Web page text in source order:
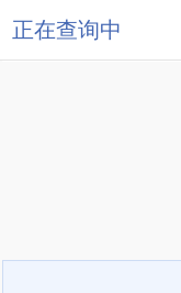
正在查询中